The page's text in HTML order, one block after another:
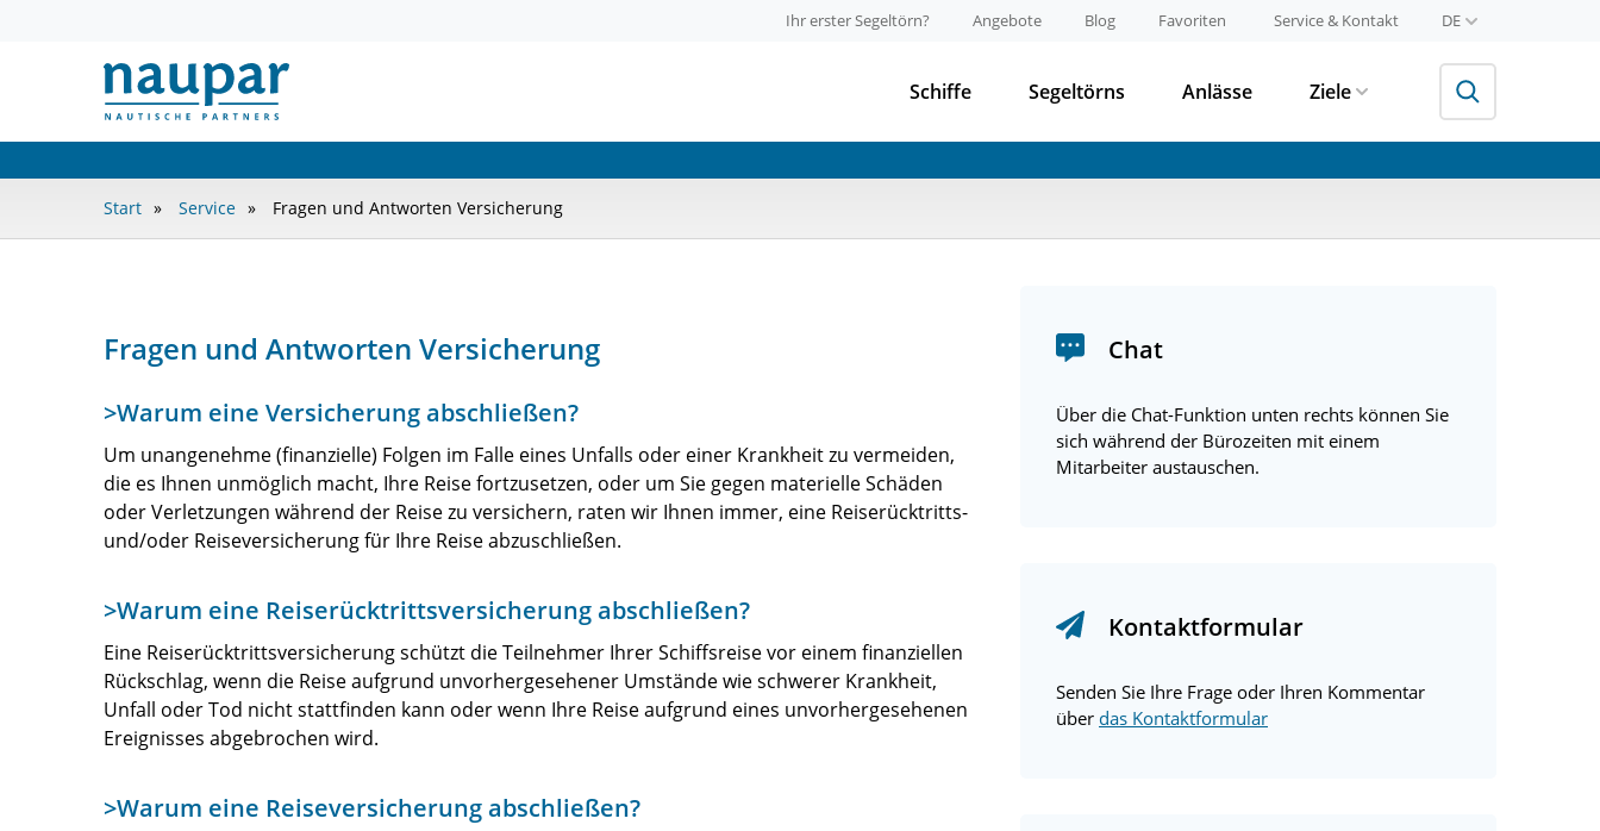
Ihr erster Segeltörn? Angebote Blog Favoriten Service & Kontakt DE
Schiffe Segeltörns Anlässe Ziele
Start Service Fragen und Antworten Versicherung
Fragen und Antworten Versicherung
>Warum eine Versicherung abschließen?
Um unangenehme (finanzielle) Folgen im Falle eines Unfalls oder einer Krankheit zu vermeiden,
die es Ihnen unmöglich macht, Ihre Reise fortzusetzen, oder um Sie gegen materielle Schäden
oder Verletzungen während der Reise zu versichern, raten wir Ihnen immer, eine Reiserücktritts-
und/oder Reiseversicherung für Ihre Reise abzuschließen.
>Warum eine Reiserücktrittsversicherung abschließen?
Eine Reiserücktrittsversicherung schützt die Teilnehmer Ihrer Schiffsreise vor einem finanziellen
Rückschlag, wenn die Reise aufgrund unvorhergesehener Umstände wie schwerer Krankheit,
Unfall oder Tod nicht stattfinden kann oder wenn Ihre Reise aufgrund eines unvorhergesehenen
Ereignisses abgebrochen wird.
>Warum eine Reiseversicherung abschließen?
Chat
Über die Chat-Funktion unten rechts können Sie
sich während der Bürozeiten mit einem
Mitarbeiter austauschen.
Kontaktformular
Senden Sie Ihre Frage oder Ihren Kommentar
über das Kontaktformular